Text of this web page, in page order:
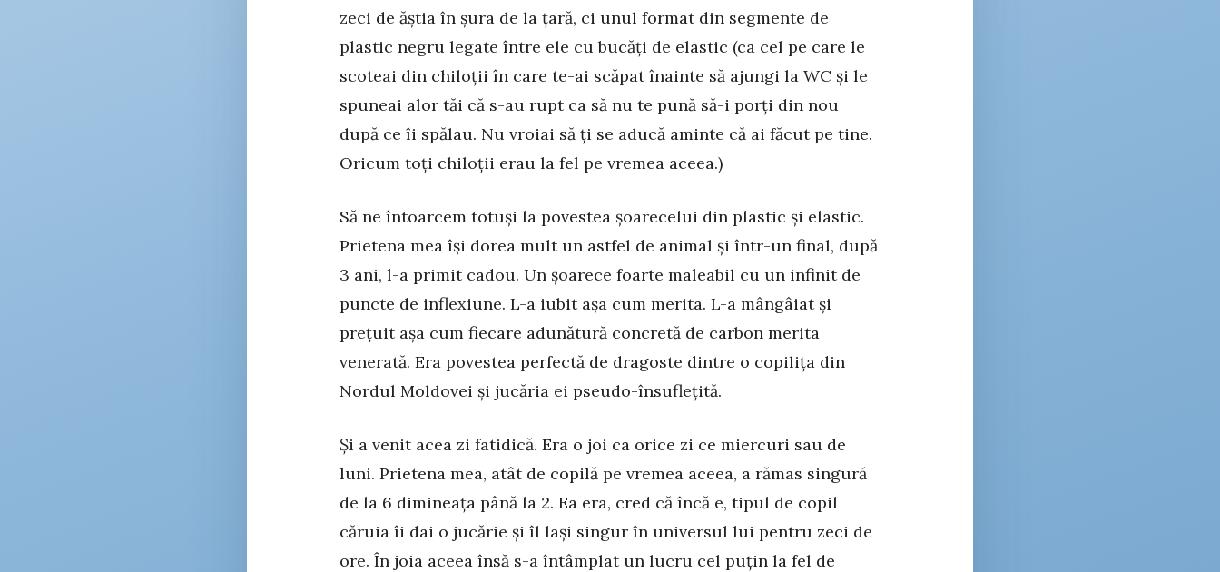
zeci de ăștia în șura de la țară, ci unul format din segmente de
plastic negru legate între ele cu bucăți de elastic (ca cel pe care le
scoteai din chiloții în care te-ai scăpat înainte să ajungi la WC și le
spuneai alor tăi că s-au rupt ca să nu te pună să-i porți din nou
după ce îi spălau. Nu vroiai să ți se aducă aminte că ai făcut pe tine.
Oricum toți chiloții erau la fel pe vremea aceea.)
Să ne întoarcem totuși la povestea șoarecelui din plastic și elastic.
Prietena mea își dorea mult un astfel de animal și într-un final, după
3 ani, l-a primit cadou. Un șoarece foarte maleabil cu un infinit de
puncte de inflexiune. L-a iubit așa cum merita. L-a mângâiat și
prețuit așa cum fiecare adunătură concretă de carbon merita
venerată. Era povestea perfectă de dragoste dintre o copilița din
Nordul Moldovei și jucăria ei pseudo-însuflețită.
Și a venit acea zi fatidică. Era o joi ca orice zi ce miercuri sau de
luni. Prietena mea, atât de copilă pe vremea aceea, a rămas singură
de la 6 dimineața până la 2. Ea era, cred că încă e, tipul de copil
căruia îi dai o jucărie și îl lași singur în universul lui pentru zeci de
ore. În joia aceea însă s-a întâmplat un lucru cel puțin la fel de